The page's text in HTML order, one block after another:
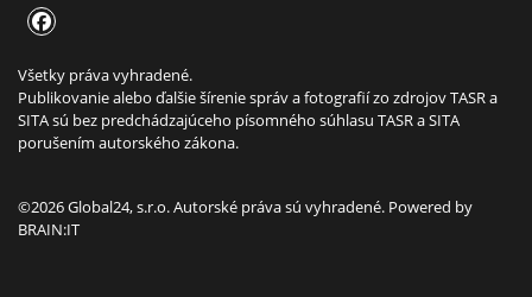
Všetky práva vyhradené.
Publikovanie alebo ďalšie šírenie správ a fotografií zo zdrojov TASR a
SITA sú bez predchádzajúceho písomného súhlasu TASR a SITA
porušením autorského zákona.
©2026 Global24, s.r.o. Autorské práva sú vyhradené. Powered by
BRAIN:IT